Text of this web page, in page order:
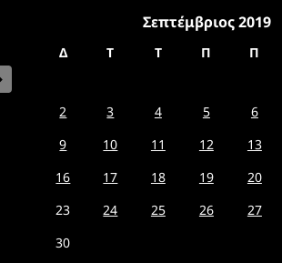
Σεπτέμβριος 2019
Δ Τ Τ Π Π
2
3 4 5 6
9
10 11 12 13
16
17 18 19 20
23
24 25 26 27
30